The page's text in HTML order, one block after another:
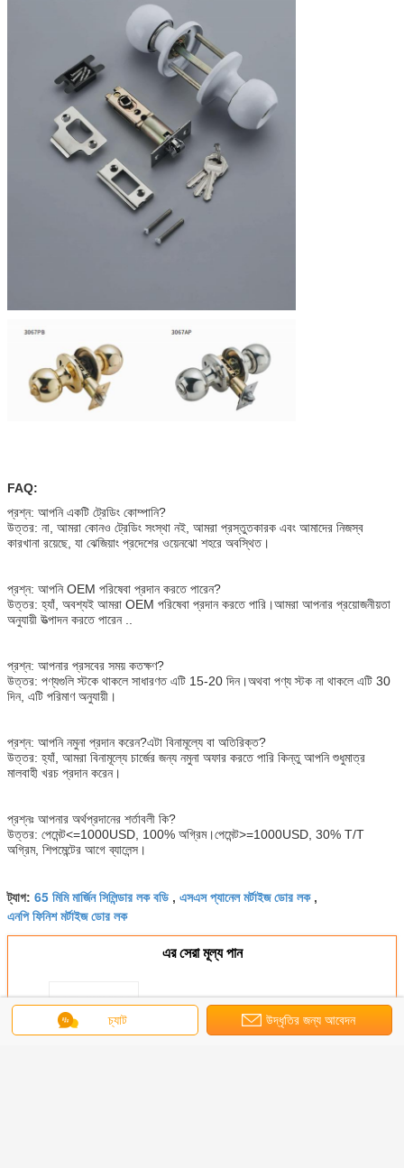
FAQ:
প্রশ্ন: আপনি একটি ট্রেডিং কোম্পানি?
উত্তর: না, আমরা কোনও ট্রেডিং সংস্থা নই, আমরা প্রস্তুতকারক এবং আমাদের নিজস্ব
কারখানা রয়েছে, যা ঝেজিয়াং প্রদেশের ওয়েনঝো শহরে অবস্থিত।
প্রশ্ন: আপনি OEM পরিষেবা প্রদান করতে পারেন?
উত্তর: হ্যাঁ, অবশ্যই আমরা OEM পরিষেবা প্রদান করতে পারি।আমরা আপনার প্রয়োজনীয়তা
অনুযায়ী উত্পাদন করতে পারেন ..
প্রশ্ন: আপনার প্রসবের সময় কতক্ষণ?
উত্তর: পণ্যগুলি স্টকে থাকলে সাধারণত এটি 15-20 দিন।অথবা পণ্য স্টক না থাকলে এটি 30
দিন, এটি পরিমাণ অনুযায়ী।
প্রশ্ন: আপনি নমুনা প্রদান করেন?এটা বিনামূল্যে বা অতিরিক্ত?
উত্তর: হ্যাঁ, আমরা বিনামূল্যে চার্জের জন্য নমুনা অফার করতে পারি কিন্তু আপনি শুধুমাত্র
মালবাহী খরচ প্রদান করেন।
প্রশ্নঃ আপনার অর্থপ্রদানের শর্তাবলী কি?
উত্তর: পেমেন্ট<=1000USD, 100% অগ্রিম।পেমেন্ট>=1000USD, 30% T/T
অগ্রিম, শিপমেন্টের আগে ব্যালেন্স।
ট্যাগ: 65 মিমি মার্জিন সিলিন্ডার লক বডি , এসএস প্যানেল মর্টাইজ ডোর লক,
এনপি ফিনিশ মর্টাইজ ডোর লক
এর সেরা মূল্য পান
ঘরের দরজার জন্য ব্রাশড মেটাল স্টেইনলেস স্টীল
গোলাকার নব ডোর সিলিন্ডার লক
চ্যাট উদ্ধৃতির জন্য আবেদন